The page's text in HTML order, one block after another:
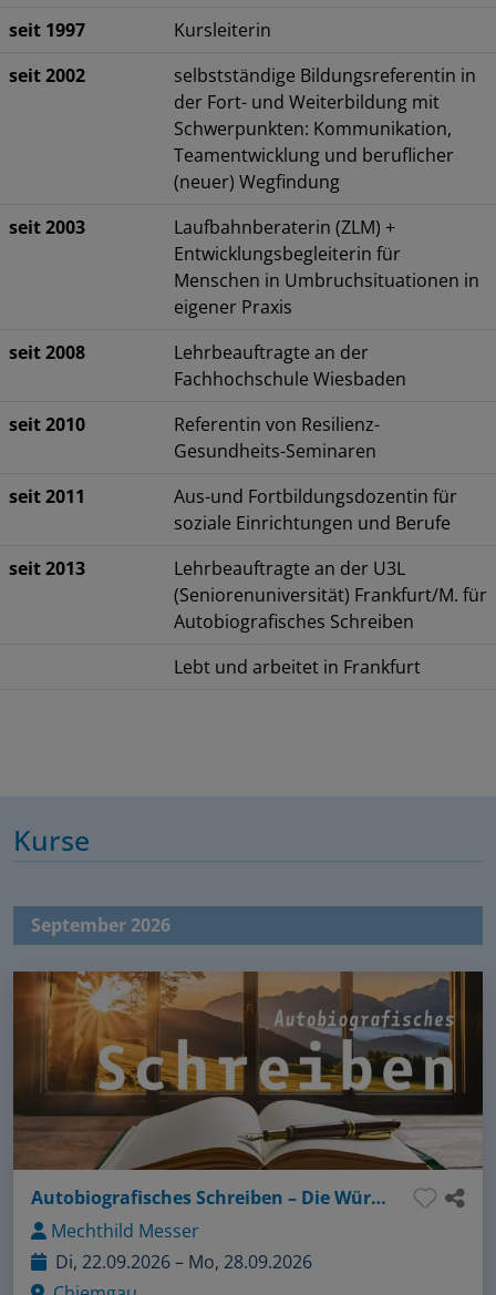
seit 1997
Kursleiterin
seit 2002
selbstständige Bildungsreferentin in
der Fort- und Weiterbildung mit
Schwerpunkten: Kommunikation,
Teamentwicklung und beruflicher
(neuer) Wegfindung
seit 2003
Laufbahnberaterin (ZLM) +
Entwicklungsbegleiterin für
Menschen in Umbruchsituationen in
eigener Praxis
seit 2008
Lehrbeauftragte an der
Fachhochschule Wiesbaden
seit 2010
Referentin von Resilienz-
Gesundheits-Seminaren
seit 2011
Aus-und Fortbildungsdozentin für
soziale Einrichtungen und Berufe
seit 2013
Lehrbeauftragte an der U3L
(Seniorenuniversität) Frankfurt/M. für
Autobiografisches Schreiben
Lebt und arbeitet in Frankfurt
Kurse
September 2026
Autobiografisches Schreiben – Die Würze meines Lebens
Mechthild Messer
Di, 22.09.2026 – Mo, 28.09.2026